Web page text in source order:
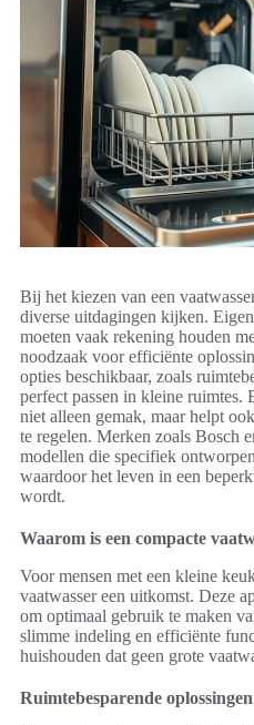
Bij het kiezen van een
diverse uitdagingen kijken.
moeten vaak rekening houden
noodzaak voor efficiënte
opties beschikbaar, zoals
perfect passen in kleine ruimtes.
niet alleen gemak, maar helpt
te regelen. Merken zoals Bosch
modellen die specifiek
waardoor het leven in een
wordt.
Waarom is een compacte
Voor mensen met een kleine
vaatwasser een uitkomst. Deze
om optimaal gebruik te maken
slimme indeling en efficiënte
huishouden dat geen grote
Ruimtebesparende